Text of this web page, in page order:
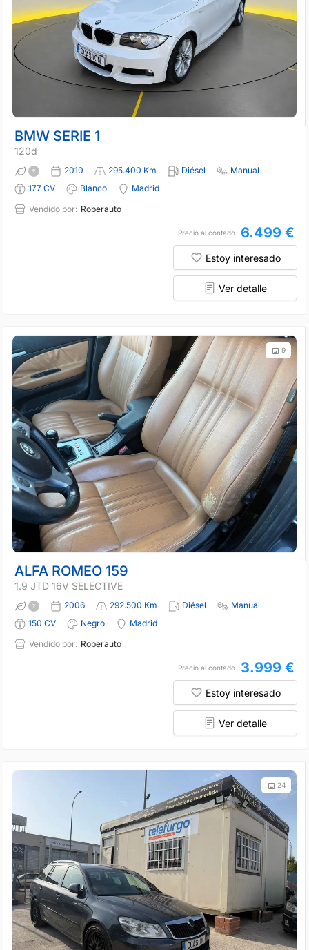
BMW SERIE 1
120d
2010 295.400 Km Diésel
Manual
177 CV
Blanco
Madrid
Vendido por: Roberauto
Precio al contado 6.499 €
Estoy interesado
Ver detalle
9
ALFA ROMEO 159
1.9 JTD 16V SELECTIVE
2006 292.500 Km Diésel
Manual
150 CV
Negro
Madrid
Vendido por: Roberauto
Precio al contado 3.999 €
Estoy interesado
Ver detalle
24